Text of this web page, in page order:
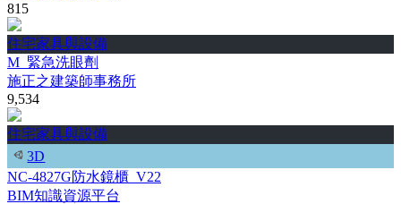
815
住宅家具與設備
M_緊急洗眼劑
施正之建築師事務所
9,534
住宅家具與設備
3D
NC-4827G防水鏡櫃_V22
BIM知識資源平台